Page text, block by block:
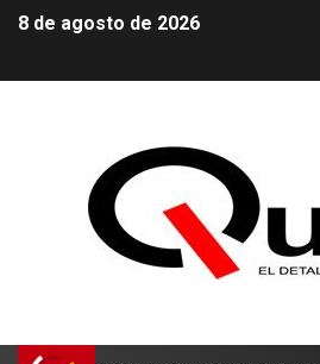
8 de agosto de 2026